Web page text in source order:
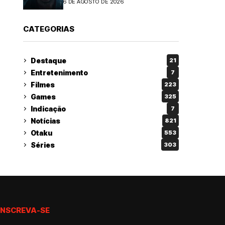
CATEGORIAS
Destaque 21
Entretenimento 7
Filmes 223
Games 325
Indicação 7
Notícias 821
Otaku 553
Séries 303
SE